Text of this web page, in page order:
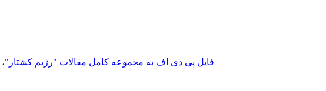
فایل پی دی اف به مجموعه كامل مقالات "رژیم